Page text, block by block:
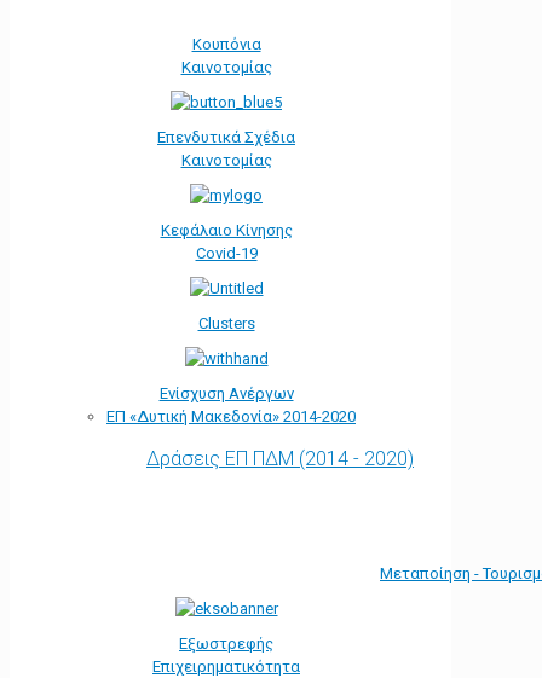
Κουπόνια
Καινοτομίας
Επενδυτικά Σχέδια
Καινοτομίας
Κεφάλαιο Κίνησης
Covid-19
Clusters
Ενίσχυση Ανέργων
ΕΠ «Δυτική Μακεδονία» 2014-2020
Δράσεις ΕΠ ΠΔΜ (2014 - 2020)
Μεταποίηση -
Εξωστρεφής
Επιχειρηματικότητα